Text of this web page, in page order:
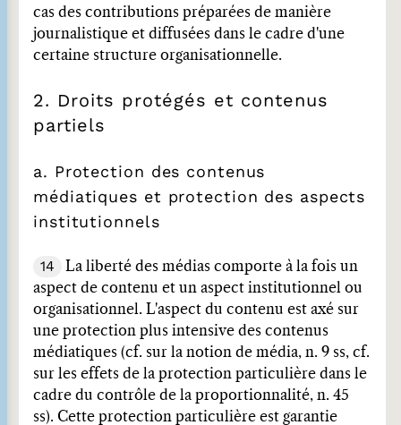
cas des contributions préparées de manière
journalistique et diffusées dans le cadre d'une
certaine structure organisationnelle.
2. Droits protégés et contenus
partiels
a. Protection des contenus
médiatiques et protection des aspects
institutionnels
14
La liberté des médias comporte à la fois un
aspect de contenu et un aspect institutionnel ou
organisationnel. L'aspect du contenu est axé sur
une protection plus intensive des contenus
médiatiques (cf. sur la notion de média, n. 9 ss, cf.
sur les effets de la protection particulière dans le
cadre du contrôle de la proportionnalité, n. 45
ss). Cette protection particulière est garantie